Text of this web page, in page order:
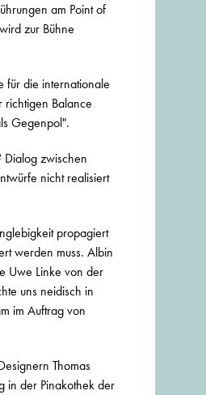
am Point of
zur Bühne
für die internationale
Balance
Gegenpol".
Dialog zwischen
nicht realisiert
propagiert
werden muss. Albin
Uwe Linke von der
uns neidisch in
im Auftrag von
Thomas
in der Pinakothek der